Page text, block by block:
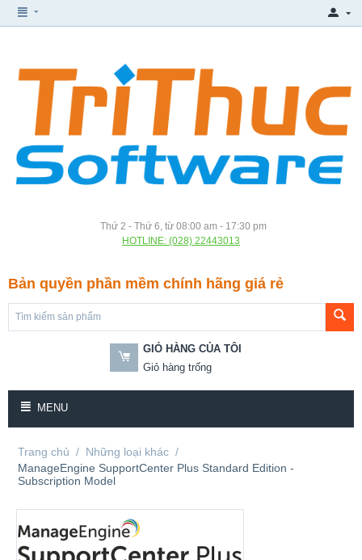
Thứ 2 - Thứ 6, từ 08:00 am - 17:30 pm
HOTLINE: (028) 22443013
Bản quyền phần mềm chính hãng giá rẻ
GIỎ HÀNG CỦA TÔI
Giỏ hàng trống
MENU
Trang chủ / Những loại khác /
ManageEngine SupportCenter Plus Standard Edition -
Subscription Model